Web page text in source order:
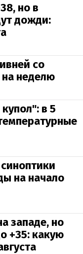
но в
дожди:
со
неделю
в 5
на начало
западе, но
+35: какую